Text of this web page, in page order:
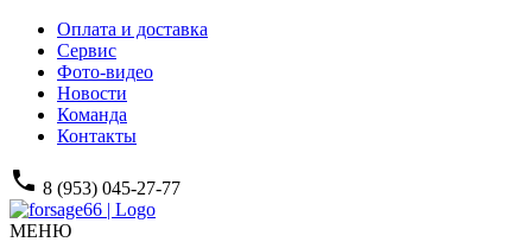
Оплата и доставка
Сервис
Фото-видео
Новости
Команда
Контакты
phone 8 (953) 045-27-77
МЕНЮ